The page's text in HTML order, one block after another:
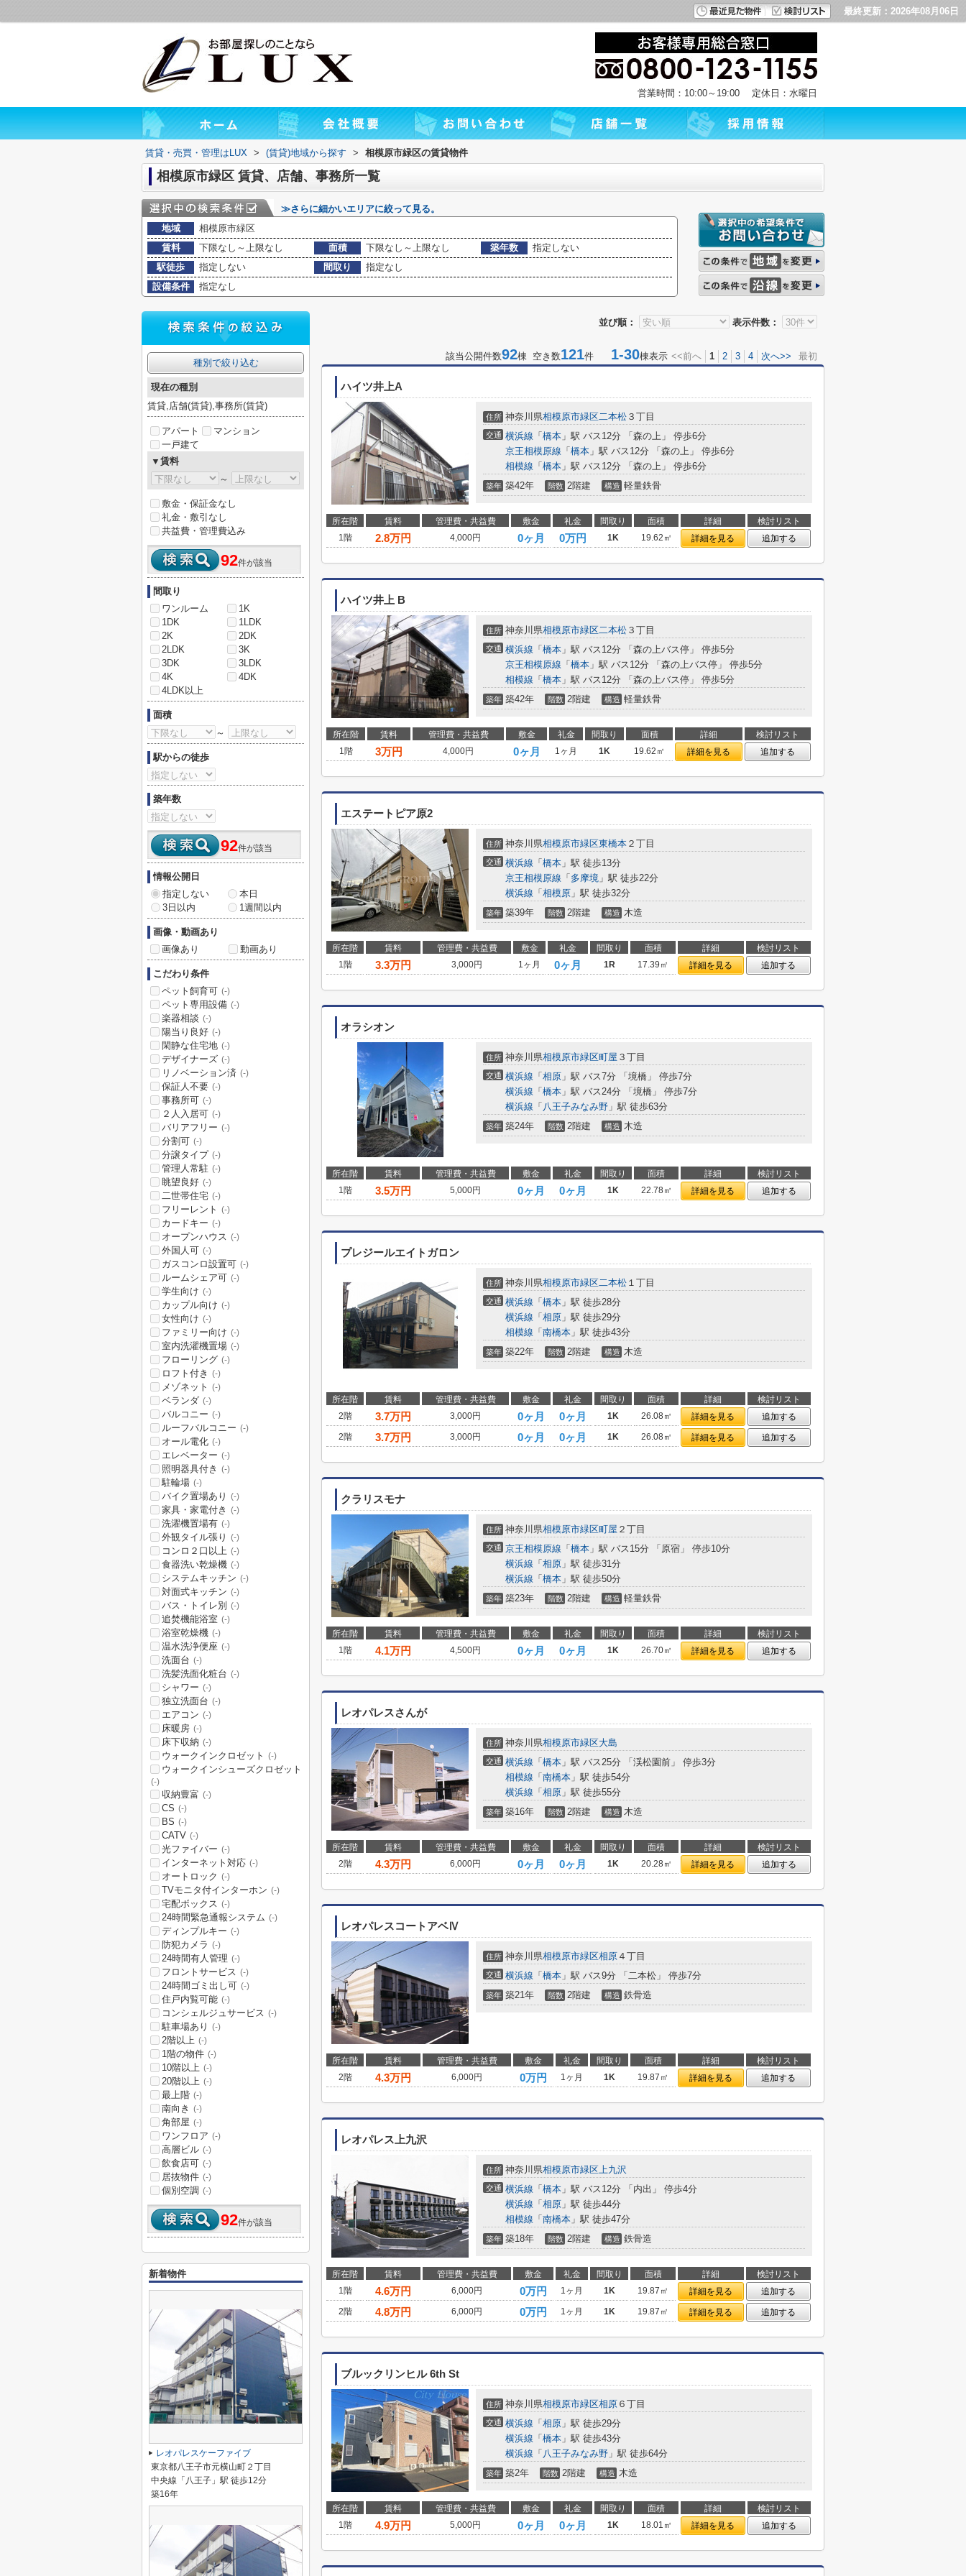
最終更新：2026年08月06日
営業時間：10:00～19:00 定休日：水曜日
賃貸・売買・管理はLUX > (賃貸)地域から探す > 相模原市緑区の賃貸物件
相模原市緑区 賃貸、店舗、事務所一覧
≫さらに細かいエリアに絞って見る。
地域
相模原市緑区
賃料
下限なし～上限なし 面積 下限なし～上限なし 築年数
指定しない
駅徒歩
指定しない 間取り
指定なし
設備条件
指定なし
並び順： 表示件数：
該当公開件数92棟 空き数121件 1-30棟表示 <<前へ 1 2 3 4 次へ>> 最初
ハイツ井上A
住所 神奈川県相模原市緑区二本松 ３丁目
交通 横浜線 「 橋本 」駅 バス12分 「森の上」 停歩6分
京王相模原線 「 橋本 」駅 バス12分 「森の上」 停歩6分
相模線 「 橋本 」駅 バス12分 「森の上」 停歩6分
築年 築42年 階数 2階建 構造 軽量鉄骨
所在階 賃料 管理費・共益費 敷金 礼金 間取り 面積 詳細
検討リスト
1階
2.8万円 4,000円 0ヶ月 0万円 1K 19.62㎡ 詳細を見る 追加する
ハイツ井上 B
住所 神奈川県相模原市緑区二本松 ３丁目
交通 横浜線 「 橋本 」駅 バス12分 「森の上バス停」 停歩5分
京王相模原線 「 橋本 」駅 バス12分 「森の上バス停」 停歩5分
相模線 「 橋本 」駅 バス12分 「森の上バス停」 停歩5分
築年 築42年 階数 2階建 構造 軽量鉄骨
所在階 賃料 管理費・共益費 敷金 礼金 間取り 面積 詳細
検討リスト
1階
3万円 4,000円 0ヶ月 1ヶ月 1K 19.62㎡ 詳細を見る 追加する
エステートピア原2
住所 神奈川県相模原市緑区東橋本 ２丁目
交通 横浜線 「 橋本 」駅 徒歩13分
京王相模原線 「 多摩境 」駅 徒歩22分
横浜線 「 相模原 」駅 徒歩32分
築年 築39年 階数 2階建 構造 木造
所在階 賃料 管理費・共益費 敷金 礼金 間取り 面積 詳細
検討リスト
1階
3.3万円 3,000円 1ヶ月 0ヶ月 1R 17.39㎡ 詳細を見る 追加する
オラシオン
住所 神奈川県相模原市緑区町屋 ３丁目
交通 横浜線 「 相原 」駅 バス7分 「境橋」 停歩7分
横浜線 「 橋本 」駅 バス24分 「境橋」 停歩7分
横浜線 「 八王子みなみ野 」駅 徒歩63分
築年 築24年 階数 2階建 構造 木造
所在階 賃料 管理費・共益費 敷金 礼金 間取り 面積 詳細
検討リスト
1階
3.5万円 5,000円 0ヶ月 0ヶ月 1K 22.78㎡ 詳細を見る 追加する
プレジールエイトガロン
住所 神奈川県相模原市緑区二本松 １丁目
交通 横浜線 「 橋本 」駅 徒歩28分
横浜線 「 相原 」駅 徒歩29分
相模線 「 南橋本 」駅 徒歩43分
築年 築22年 階数 2階建 構造 木造
所在階 賃料 管理費・共益費 敷金 礼金 間取り 面積 詳細
検討リスト
2階
3.7万円 3,000円 0ヶ月 0ヶ月 1K 26.08㎡ 詳細を見る
追加する
2階
3.7万円 3,000円 0ヶ月 0ヶ月 1K 26.08㎡ 詳細を見る 追加する
クラリスモナ
住所 神奈川県相模原市緑区町屋 ２丁目
交通 京王相模原線 「 橋本 」駅 バス15分 「原宿」 停歩10分
横浜線 「 相原 」駅 徒歩31分
横浜線 「 橋本 」駅 徒歩50分
築年 築23年 階数 2階建 構造 軽量鉄骨
所在階 賃料 管理費・共益費 敷金 礼金 間取り 面積 詳細
検討リスト
1階
4.1万円 4,500円 0ヶ月 0ヶ月 1K 26.70㎡ 詳細を見る 追加する
レオパレスさんが
住所 神奈川県相模原市緑区大島
交通 横浜線 「 橋本 」駅 バス25分 「渓松園前」 停歩3分
相模線 「 南橋本 」駅 徒歩54分
横浜線 「 相原 」駅 徒歩55分
築年 築16年 階数 2階建 構造 木造
所在階 賃料 管理費・共益費 敷金 礼金 間取り 面積 詳細
検討リスト
2階
4.3万円 6,000円 0ヶ月 0ヶ月 1K 20.28㎡ 詳細を見る 追加する
レオパレスコートアベⅣ
住所 神奈川県相模原市緑区相原 ４丁目
交通 横浜線 「 橋本 」駅 バス9分 「二本松」 停歩7分
築年 築21年 階数 2階建 構造 鉄骨造
所在階 賃料 管理費・共益費 敷金 礼金 間取り 面積 詳細
検討リスト
2階
4.3万円 6,000円 0万円 1ヶ月 1K 19.87㎡ 詳細を見る 追加する
レオパレス上九沢
住所 神奈川県相模原市緑区上九沢
交通 横浜線 「 橋本 」駅 バス12分 「内出」 停歩4分
横浜線 「 相原 」駅 徒歩44分
相模線 「 南橋本 」駅 徒歩47分
築年 築18年 階数 2階建 構造 鉄骨造
所在階 賃料 管理費・共益費 敷金 礼金 間取り 面積 詳細
検討リスト
1階
4.6万円 6,000円 0万円 1ヶ月 1K 19.87㎡ 詳細を見る
追加する
2階
4.8万円 6,000円 0万円 1ヶ月 1K 19.87㎡ 詳細を見る 追加する
ブルックリンヒル 6th St
住所 神奈川県相模原市緑区相原 ６丁目
交通 横浜線 「 相原 」駅 徒歩29分
横浜線 「 橋本 」駅 徒歩43分
横浜線 「 八王子みなみ野 」駅 徒歩64分
築年 築2年 階数 2階建 構造 木造
所在階 賃料 管理費・共益費 敷金 礼金 間取り 面積 詳細
検討リスト
1階
4.9万円 5,000円 0ヶ月 0ヶ月 1K 18.01㎡ 詳細を見る 追加する
種別で絞り込む
現在の種別
賃貸,店舗(賃貸),事務所(賃貸)
アパート
マンション
一戸建て
▼賃料
～
敷金・保証金なし
礼金・敷引なし
共益費・管理費込み
92件が該当
間取り
ワンルーム
1K
1DK
1LDK
2K
2DK
2LDK
3K
3DK
3LDK
4K
4DK
4LDK以上
面積
～
駅からの徒歩
築年数
92件が該当
情報公開日
指定しない
本日
3日以内
1週間以内
画像・動画あり
画像あり
動画あり
こだわり条件
ペット飼育可 (-)
ペット専用設備 (-)
楽器相談 (-)
陽当り良好 (-)
閑静な住宅地 (-)
デザイナーズ (-)
リノベーション済 (-)
保証人不要 (-)
事務所可 (-)
２人入居可 (-)
バリアフリー (-)
分割可 (-)
分譲タイプ (-)
管理人常駐 (-)
眺望良好 (-)
二世帯住宅 (-)
フリーレント (-)
カードキー (-)
オープンハウス (-)
外国人可 (-)
ガスコンロ設置可 (-)
ルームシェア可 (-)
学生向け (-)
カップル向け (-)
女性向け (-)
ファミリー向け (-)
室内洗濯機置場 (-)
フローリング (-)
ロフト付き (-)
メゾネット (-)
ベランダ (-)
バルコニー (-)
ルーフバルコニー (-)
オール電化 (-)
エレベーター (-)
照明器具付き (-)
駐輪場 (-)
バイク置場あり (-)
家具・家電付き (-)
洗濯機置場有 (-)
外観タイル張り (-)
コンロ２口以上 (-)
食器洗い乾燥機 (-)
システムキッチン (-)
対面式キッチン (-)
バス・トイレ別 (-)
追焚機能浴室 (-)
浴室乾燥機 (-)
温水洗浄便座 (-)
洗面台 (-)
洗髪洗面化粧台 (-)
シャワー (-)
独立洗面台 (-)
エアコン (-)
床暖房 (-)
床下収納 (-)
ウォークインクロゼット (-)
ウォークインシューズクロゼット
(-)
収納豊富 (-)
CS (-)
BS (-)
CATV (-)
光ファイバー (-)
インターネット対応 (-)
オートロック (-)
TVモニタ付インターホン (-)
宅配ボックス (-)
24時間緊急通報システム (-)
ディンプルキー (-)
防犯カメラ (-)
24時間有人管理 (-)
フロントサービス (-)
24時間ゴミ出し可 (-)
住戸内覧可能 (-)
コンシェルジュサービス (-)
駐車場あり (-)
2階以上 (-)
1階の物件 (-)
10階以上 (-)
20階以上 (-)
最上階 (-)
南向き (-)
角部屋 (-)
ワンフロア (-)
高層ビル (-)
飲食店可 (-)
居抜物件 (-)
個別空調 (-)
92件が該当
新着物件
レオパレスケーファイブ
東京都八王子市元横山町２丁目
中央線「八王子」駅 徒歩12分
築16年